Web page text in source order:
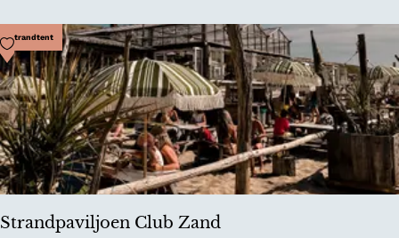
o
t
e
l
T
r
a
l
lStrandpaviljoen Club Zand
Strandtent
Voeg toe als favoriet